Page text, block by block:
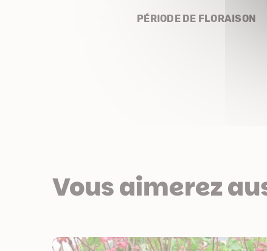
PÉRIODE DE FLORAISON
Vous aimerez